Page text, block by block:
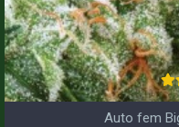
Auto fem